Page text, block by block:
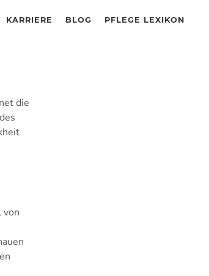
KARRIERE BLOG PFLEGE LEXIKON
die
von